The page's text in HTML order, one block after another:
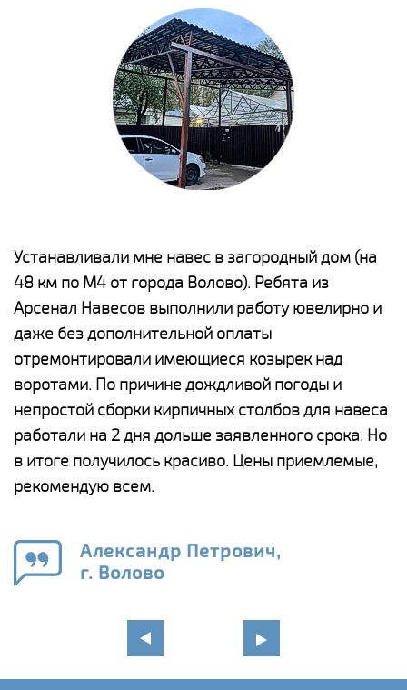
Устанавливали мне навес в загородный дом (на
48 км по М4 от города Волово). Ребята из
Арсенал Навесов выполнили работу ювелирно и
даже без дополнительной оплаты
отремонтировали имеющиеся козырек над
воротами. По причине дождливой погоды и
непростой сборки кирпичных столбов для навеса
работали на 2 дня дольше заявленного срока. Но
в итоге получилось красиво. Цены приемлемые,
рекомендую всем.
Александр Петрович,
г. Волово